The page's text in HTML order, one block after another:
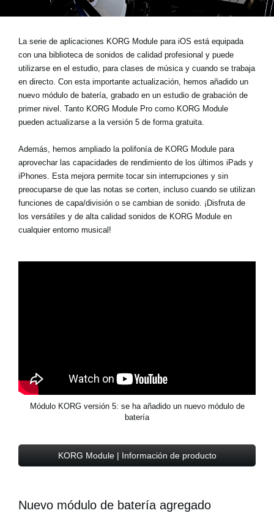
Acerca de KORG
La serie de aplicaciones KORG Module para iOS está equipada
con una biblioteca de sonidos de calidad profesional y puede
utilizarse en el estudio, para clases de música y cuando se trabaja
en directo. Con esta importante actualización, hemos añadido un
nuevo módulo de batería, grabado en un estudio de grabación de
primer nivel. Tanto KORG Module Pro como KORG Module
pueden actualizarse a la versión 5 de forma gratuita.
Además, hemos ampliado la polifonía de KORG Module para
aprovechar las capacidades de rendimiento de los últimos iPads y
iPhones. Esta mejora permite tocar sin interrupciones y sin
preocuparse de que las notas se corten, incluso cuando se utilizan
funciones de capa/división o se cambian de sonido. ¡Disfruta de
los versátiles y de alta calidad sonidos de KORG Module en
cualquier entorno musical!
Módulo KORG versión 5: se ha añadido un nuevo módulo de
batería
KORG Module | Información de producto
Nuevo módulo de batería agregado